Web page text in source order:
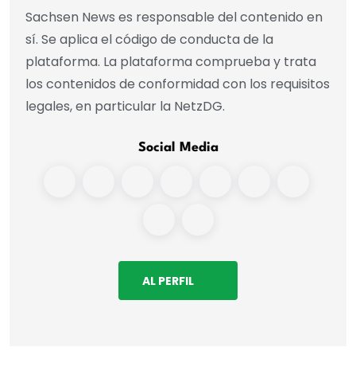
Sachsen News es responsable del contenido en
sí. Se aplica el código de conducta de la
plataforma. La plataforma comprueba y trata
los contenidos de conformidad con los requisitos
legales, en particular la NetzDG.
Social Media
AL PERFIL